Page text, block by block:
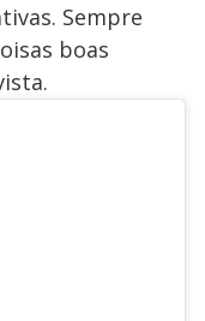
Sempre
boas